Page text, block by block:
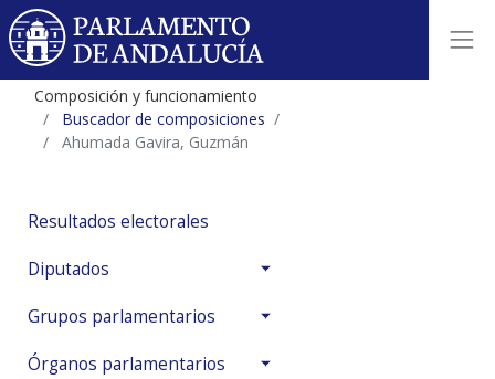
Composición y funcionamiento
Buscador de composiciones
Ahumada Gavira, Guzmán
Resultados electorales
Diputados
Grupos parlamentarios
Órganos parlamentarios